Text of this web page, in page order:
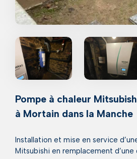
Pompe à chaleur
à Mortain dans la Manche
Installation et mise en service
Mitsubishi en remplacement d’une